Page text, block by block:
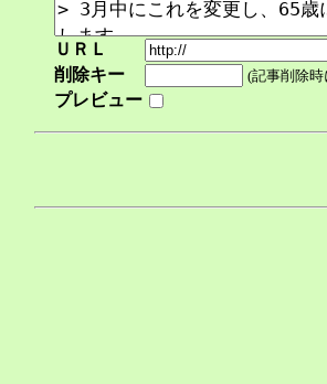
ＵＲＬ
削除キー
(記事削除
プレビュー